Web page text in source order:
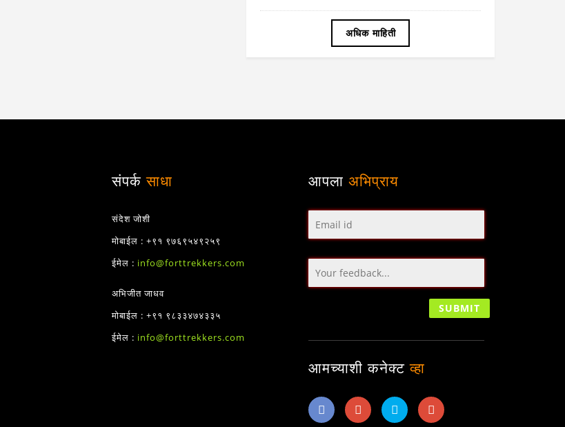
अधिक माहिती
संपर्कसाधा
संदेश जोशी
मोबाईल : +९१ ९७६९५४९२५९
ईमेल : info@forttrekkers.com
अभिजीत जाधव
मोबाईल : +९१ ९८३३४७४३३५
ईमेल : info@forttrekkers.com
आपला अभिप्राय
आमच्याशी कनेक्टव्हा